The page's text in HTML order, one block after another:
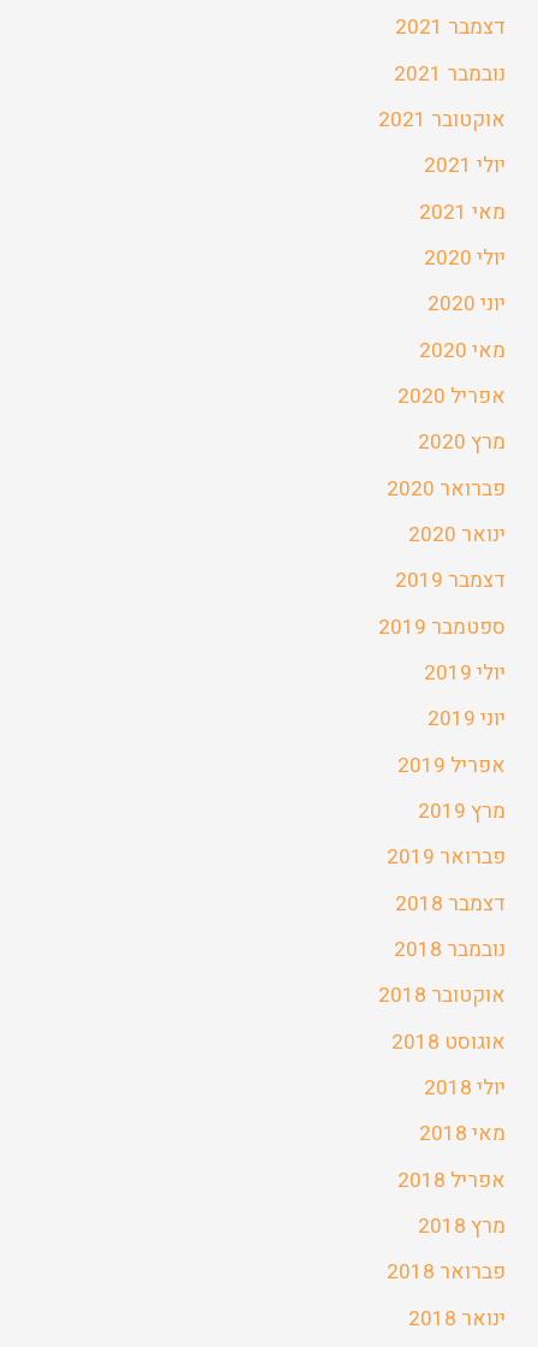
דצמבר 2021
נובמבר 2021
אוקטובר 2021
יולי 2021
מאי 2021
יולי 2020
יוני 2020
מאי 2020
אפריל 2020
מרץ 2020
פברואר 2020
ינואר 2020
דצמבר 2019
ספטמבר 2019
יולי 2019
יוני 2019
אפריל 2019
מרץ 2019
פברואר 2019
דצמבר 2018
נובמבר 2018
אוקטובר 2018
אוגוסט 2018
יולי 2018
מאי 2018
אפריל 2018
מרץ 2018
פברואר 2018
ינואר 2018